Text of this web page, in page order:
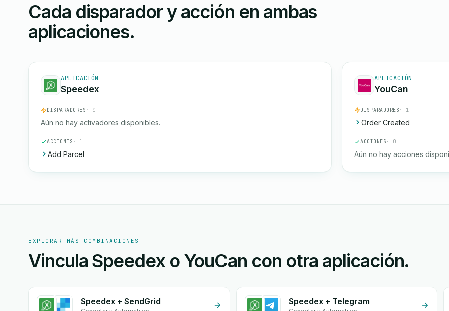
Cada disparador y acción en ambas
aplicaciones.
APLICACIÓN
Speedex
DISPARADORES · 0
Aún no hay activadores disponibles.
ACCIONES · 1
Add Parcel
APLICACIÓN
YouCan
DISPARADORES · 1
Order Created
ACCIONES · 0
Aún no hay acciones
EXPLORAR MÁS COMBINACIONES
Vincula Speedex o YouCan con otra aplicación.
Speedex + SendGrid Speedex + Telegram